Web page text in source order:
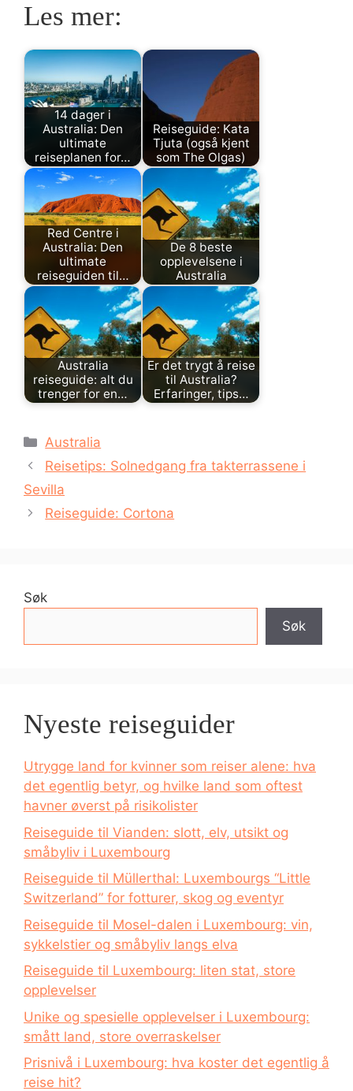
Les mer:
14 dager i
Australia: Den
ultimate
reiseplanen for…
Reiseguide: Kata
Tjuta (også kjent
som The Olgas)
Red Centre i
Australia: Den
ultimate
reiseguiden til…
De 8 beste
opplevelsene i
Australia
Australia
reiseguide: alt du
trenger for en…
Er det trygt å reise
til Australia?
Erfaringer, tips…
Kategorier
Australia
Reisetips: Solnedgang fra takterrassene i
Sevilla
Reiseguide: Cortona
Søk
Søk
Nyeste reiseguider
Utrygge land for kvinner som reiser alene: hva
det egentlig betyr, og hvilke land som oftest
havner øverst på risikolister
Reiseguide til Vianden: slott, elv, utsikt og
småbyliv i Luxembourg
Reiseguide til Müllerthal: Luxembourgs “Little
Switzerland” for fotturer, skog og eventyr
Reiseguide til Mosel-dalen i Luxembourg: vin,
sykkelstier og småbyliv langs elva
Reiseguide til Luxembourg: liten stat, store
opplevelser
Unike og spesielle opplevelser i Luxembourg:
smått land, store overraskelser
Prisnivå i Luxembourg: hva koster det egentlig å
reise hit?